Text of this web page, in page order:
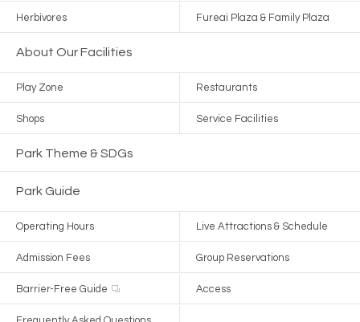
Herbivores Fureai Plaza & Family Plaza
About Our Facilities
Play Zone Restaurants
Shops Service Facilities
Park Theme & SDGs
Park Guide
Operating Hours Live Attractions & Schedule
Admission Fees Group Reservations
Barrier-Free Guide Access